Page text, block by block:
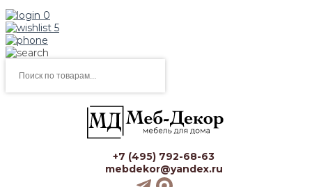
0
5
товаров
+7 (495) 792-68-63
mebdekor@yandex.ru